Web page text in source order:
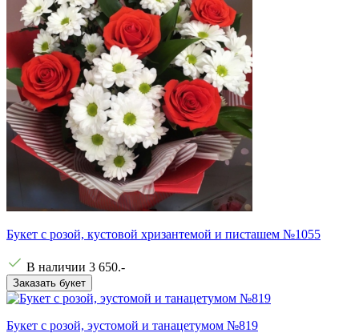
Букет с розой, кустовой хризантемой и писташем №1055
В наличии 3 650.-
Заказать букет
Букет с розой, эустомой и танацетумом №819